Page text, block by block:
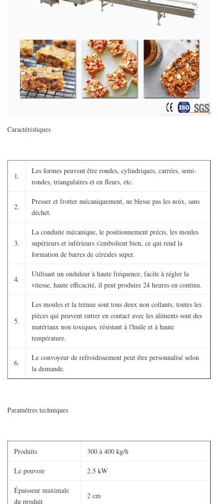
Caractéristiques
1.
Les formes peuvent être rondes, cylindriques, carrées, semi-
rondes, triangulaires et en fleurs, etc.
2.
Presser et frotter mécaniquement, ne blesse pas les noix, sans
déchet.
3.
La conduite mécanique, le positionnement précis, les moules
supérieurs et inférieurs s'emboîtent bien, ce qui rend la
formation de barres de céréales super.
4.
Utilisant un onduleur à haute fréquence, facile à régler la
vitesse, haute efficacité, il peut produire 24 heures en continu.
5.
Les moules et la trémie sont tous deux non collants, toutes les
pièces qui peuvent entrer en contact avec les aliments sont des
matériaux non toxiques, résistant à l'huile et à haute
température.
6.
Le convoyeur de refroidissement peut être personnalisé selon
la demande.
Paramètres techniques
Produits 300 à 400 kg/h
Le pouvoir 2.5 kW
Épaisseur maximale
du produit
2 cm